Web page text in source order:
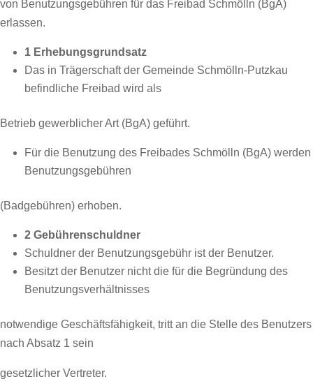
von Benutzungsgebühren für das Freibad Schmölln (BgA)
erlassen.
1 Erhebungsgrundsatz
Das in Trägerschaft der Gemeinde Schmölln-Putzkau
befindliche Freibad wird als
Betrieb gewerblicher Art (BgA) geführt.
Für die Benutzung des Freibades Schmölln (BgA) werden
Benutzungsgebühren
(Badgebühren) erhoben.
2 Gebührenschuldner
Schuldner der Benutzungsgebühr ist der Benutzer.
Besitzt der Benutzer nicht die für die Begründung des
Benutzungsverhältnisses
notwendige Geschäftsfähigkeit, tritt an die Stelle des Benutzers
nach Absatz 1 sein
gesetzlicher Vertreter.